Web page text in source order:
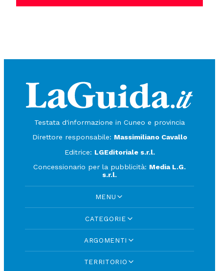
Testata d'informazione in Cuneo e provincia
Direttore responsabile: Massimiliano Cavallo
Editrice: LGEditoriale s.r.l.
Concessionario per la pubblicità: Media L.G.
s.r.l.
MENU
CATEGORIE
ARGOMENTI
TERRITORIO